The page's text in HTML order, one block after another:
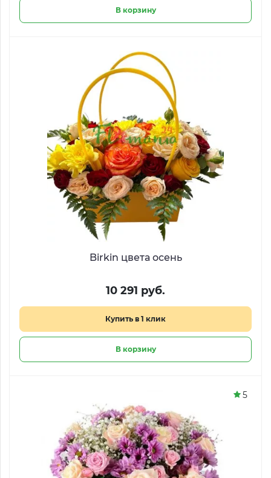
В корзину
Birkin цвета осень
10 291 руб.
Купить в 1 клик
В корзину
5